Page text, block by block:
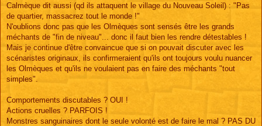
Calmèque dit aussi (qd ils attaquent le village du Nouveau Soleil) : "Pas
de quartier, massacrez tout le monde !"
N'oublions donc pas que les Olmèques sont sensés être les grands
méchants de "fin de niveau"... donc il faut bien les rendre détestables !
Mais je continue d'être convaincue que si on pouvait discuter avec les
scénaristes originaux, ils confirmeraient qu'ils ont toujours voulu nuancer
les Olmèques et qu'ils ne voulaient pas en faire des méchants "tout
simples".
Comportements discutables ? OUI !
Actions cruelles ? PARFOIS !
Monstres sanguinaires dont le seule volonté est de faire le mal ? PAS DU